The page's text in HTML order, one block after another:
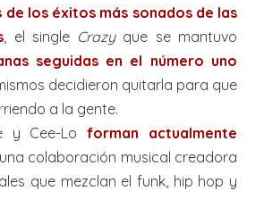
los éxitos más sonados de las
, el single Crazyque se mantuvo
seguidas en el número uno
decidieron quitarla para que
a la gente.
y Cee-Loforman actualmente
, una colaboración musical creadora
que mezclan el funk, hip hop y